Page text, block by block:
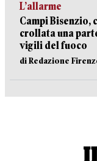
L’allarme
Campi Bisenzio,
crollata una
vigili del fuoco
di Redazione